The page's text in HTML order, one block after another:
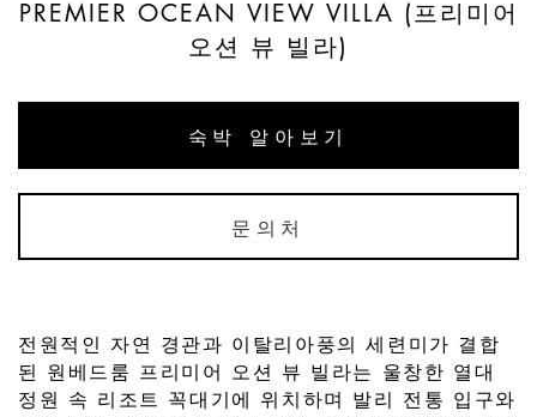
PREMIER OCEAN VIEW VILLA (프리미어
오션 뷰 빌라)
숙박 알아보기
문의처
전원적인 자연 경관과 이탈리아풍의 세련미가 결합
된 원베드룸 프리미어 오션 뷰 빌라는 울창한 열대
정원 속 리조트 꼭대기에 위치하며 발리 전통 입구와